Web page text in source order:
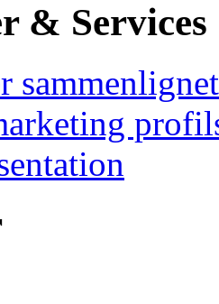
& Services
sammenlignet